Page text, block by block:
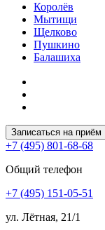
Королёв
Мытищи
Щелково
Пушкино
Балашиха
Записаться на приём
+7 (495) 801-68-68
Общий телефон
+7 (495) 151-05-51
ул. Лётная, 21/1